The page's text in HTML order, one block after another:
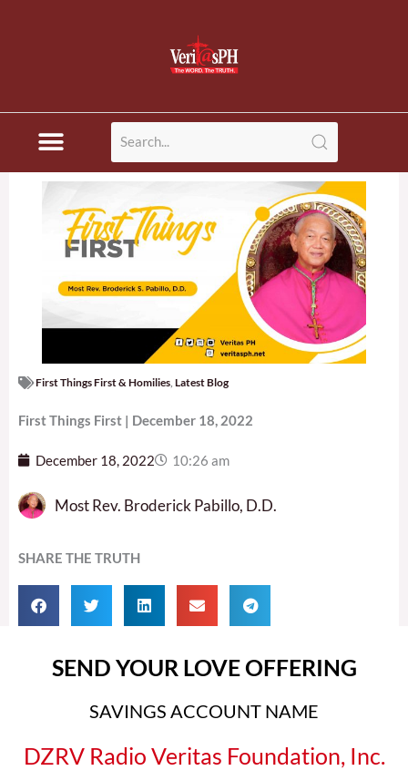
First Things First & Homilies Latest Blog
First Things First | December 18, 2022
December 18, 2022 10:26 am
Most Rev. Broderick Pabillo, D.D.
SHARE THE TRUTH
SEND YOUR LOVE OFFERING
SAVINGS ACCOUNT NAME
DZRV Radio Veritas Foundation, Inc.